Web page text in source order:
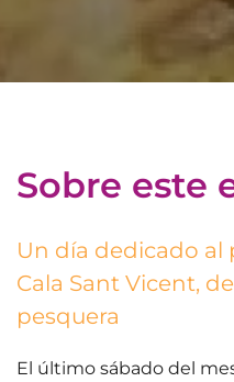
Sobre este
Un día dedicado al
Cala Sant Vicent,
pesquera
El último sábado del